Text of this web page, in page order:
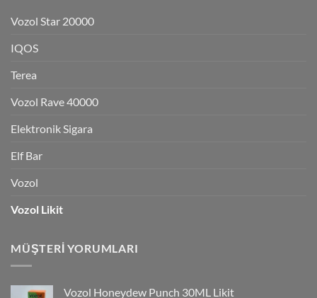
Vozol Star 20000
IQOS
Terea
Vozol Rave 40000
Elektronik Sigara
Elf Bar
Vozol
Vozol Likit
MÜŞTERI YORUMLARI
Vozol Honeydew Punch 30ML Likit